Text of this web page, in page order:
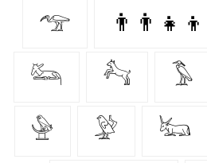
𓅠 👨‍👨‍👧‍👦
𓃛 𓃚 𓅣
𓅈 𓅶 𓃜